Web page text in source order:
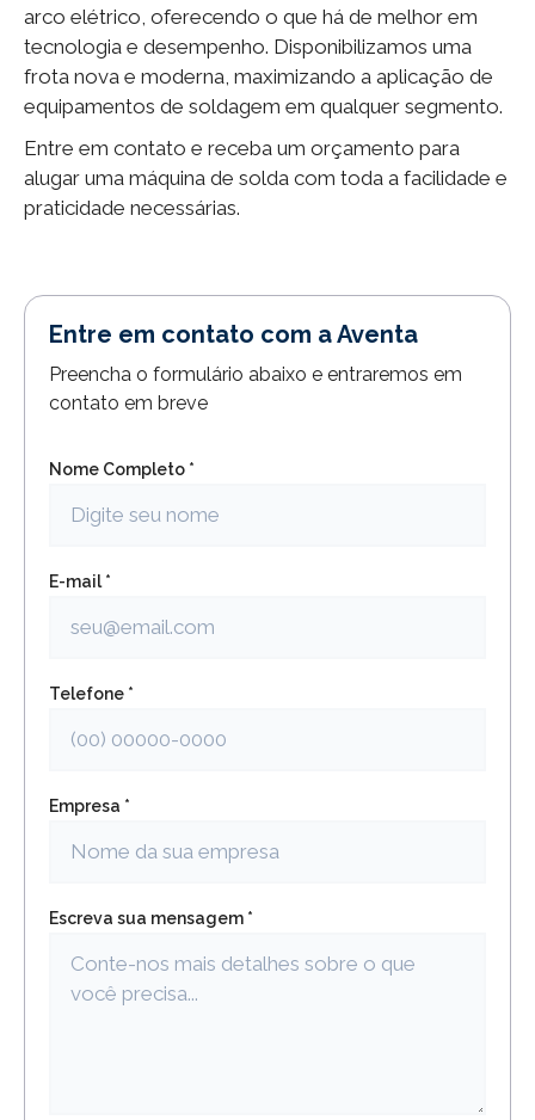
arco elétrico, oferecendo o que há de melhor em
tecnologia e desempenho. Disponibilizamos uma
frota nova e moderna, maximizando a aplicação de
equipamentos de soldagem em qualquer segmento.
Entre em contato e receba um orçamento para
alugar uma máquina de solda com toda a facilidade e
praticidade necessárias.
Entre em contato com a Aventa
Preencha o formulário abaixo e entraremos em
contato em breve
Nome Completo *
E-mail *
Telefone *
Empresa *
Escreva sua mensagem *